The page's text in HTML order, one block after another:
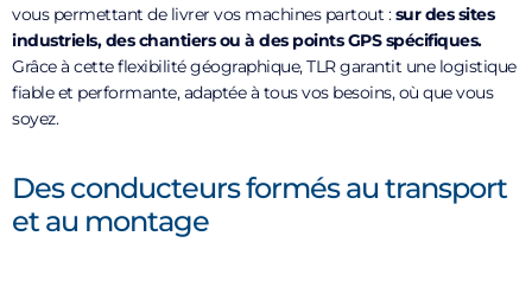
vous permettant de livrer vos machines partout :sur des sites
industriels, des chantiers ou à des points GPS spécifiques.
Grâce à cette flexibilité géographique, TLR garantit une logistique
fiable et performante, adaptée à tous vos besoins, où que vous
soyez.
Des conducteurs formés au transport
et au montage